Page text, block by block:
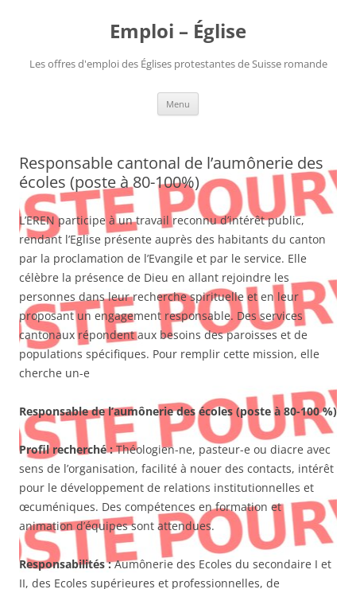
Emploi – Église
Les offres d'emploi des Églises protestantes de Suisse romande
Menu
Responsable cantonal de l’aumônerie des
écoles (poste à 80-100%)
L’EREN participe à un travail reconnu d’intérêt public,
rendant l’Eglise présente auprès des habitants du canton
par la proclamation de l’Evangile et par le service. Elle
célèbre la présence de Dieu en allant rejoindre les
personnes dans leur recherche spirituelle et en leur
proposant un engagement responsable. Des services
cantonaux répondent aux besoins des paroisses et de
populations spécifiques. Pour remplir cette mission, elle
cherche un-e
Responsable de l’aumônerie des écoles (poste à 80-100 %)
Profil recherché :Théologien-ne, pasteur-e ou diacre avec
sens de l’organisation, facilité à nouer des contacts, intérêt
pour le développement de relations institutionnelles et
œcuméniques. Des compétences en formation et
animation d’équipes sont attendues.
Responsabilités :Aumônerie des Ecoles du secondaire I et
II, des Ecoles supérieures et professionnelles, de